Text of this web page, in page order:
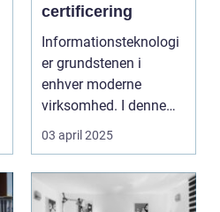
certificering
Informationsteknologi
er grundstenen i
enhver moderne
virksomhed. I denne
digitale tidsalder
st&arin...
03 april 2025